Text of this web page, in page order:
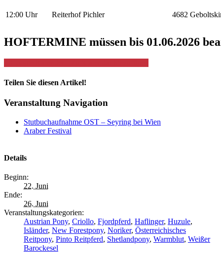
12:00 Uhr Reiterhof Pichler 4682
HOFTERMINE müssen bis 01.06.2026
Teilen Sie diesen Artikel!
facebook
twitter
linkedin
reddit
whatsapp
tumblr
pinterest
vk
E-
Veranstaltung Navigation
Stutbuchaufnahme OST – Seyring bei Wien
Araber Festival
Details
Beginn:
22. Juni
Ende:
26. Juni
Veranstaltungskategorien:
Austrian Pony, Criollo, Fjordpferd, Haflinger, Huzule,
Isländer, New Forestpony, Noriker, Österreichisches
Reitpony, Pinto Reitpferd, Shetlandpony, Warmblut, Weißer
Barockesel